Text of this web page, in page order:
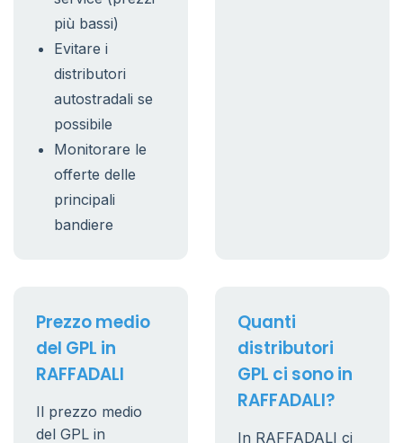
più bassi)
Evitare i
distributori
autostradali se
possibile
Monitorare le
offerte delle
principali
bandiere
Prezzo medio
del GPL in
RAFFADALI
Il prezzo medio
del GPL in
Quanti
distributori
GPL ci sono in
RAFFADALI?
In RAFFADALI ci